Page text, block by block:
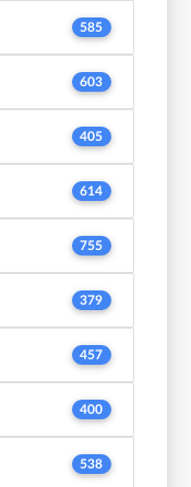
585
603
405
614
755
379
457
400
538